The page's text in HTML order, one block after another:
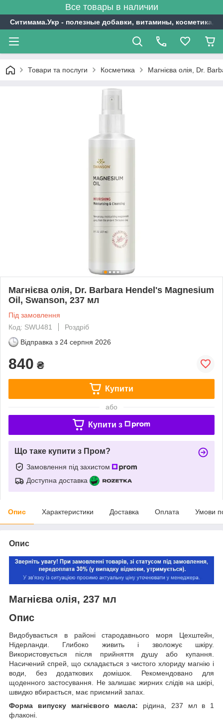
Все товары в наличии
Ситимама.Укр - полезные добавки, витамины, косметика,
Товари та послуги Косметика Магнієва олія, Dr.
Магнієва олія, Dr. Barbara Hendel's Magnesium
Oil, Swanson, 237 мл
Під замовлення
Код: SWU481
Роздріб
Відправка з 24 серпня 2026
840 ₴
Купити
або
Купити з
Що таке купити з Пром?
Замовлення під захистом
Доступна доставка
Опис Характеристики Доставка Оплата Умови
Опис
Магнієва олія, 237 мл
Опис
Видобувається в районі стародавнього моря Цехштейн,
Нідерланди. Глибоко живить і зволожує шкіру.
Використовується після прийняття душу або купання.
Насичений спрей, що складається з чистого хлориду магнію і
води, без додаткових домішок. Рекомендовано для
щоденного застосування. Не залишає жирних слідів на шкірі,
швидко вбирається, має приємний запах.
Форма випуску магнієвого масла: рідина, 237 мл в 1
флаконі.